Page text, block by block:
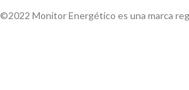
©2022 Monitor Energético es una marca